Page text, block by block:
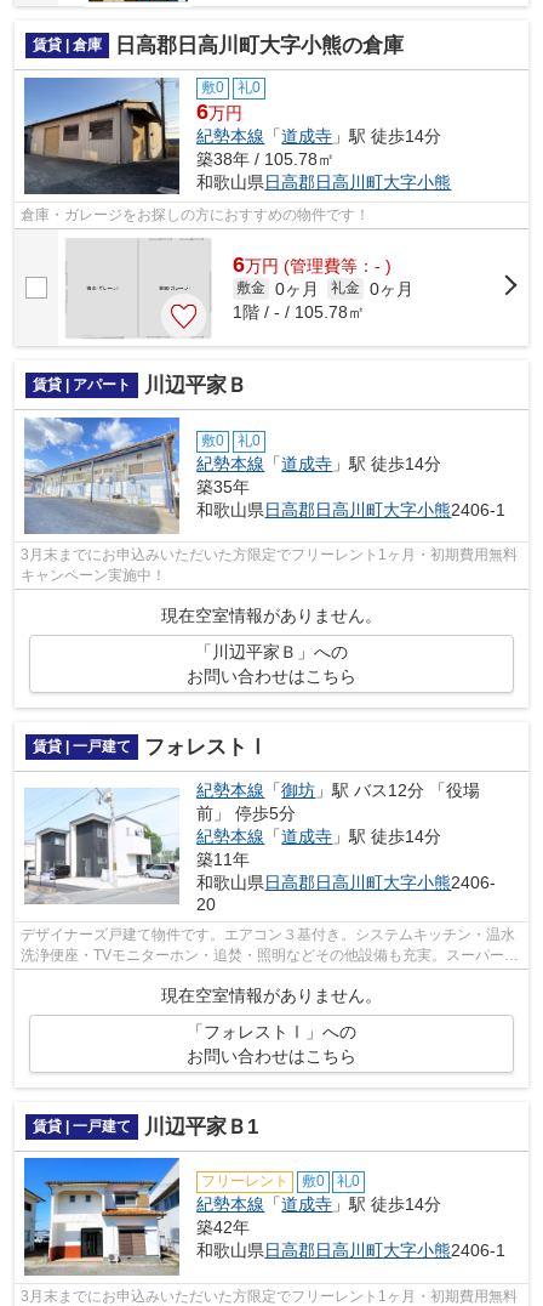
賃貸 | 倉庫 日高郡日高川町大字小熊の倉庫
敷0 礼0
6万円
紀勢本線 「道成寺 」駅 徒歩14分
築38年 / 105.78㎡
和歌山県日高郡日高川町大字小熊
倉庫・ガレージをお探しの方におすすめの物件です！
6万円 (管理費等：- )
敷金 0ヶ月 礼金 0ヶ月
1階 / - / 105.78㎡
賃貸 | アパート 川辺平家Ｂ
敷0 礼0
紀勢本線 「道成寺 」駅 徒歩14分
築35年
和歌山県日高郡日高川町大字小熊2406-1
3月末までにお申込みいただいた方限定でフリーレント1ヶ月・初期費用無料
キャンペーン実施中！
現在空室情報がありません。
「川辺平家Ｂ」への
お問い合わせはこちら
賃貸 | 一戸建て フォレストⅠ
紀勢本線 「御坊 」駅 バス12分 「役場
前」 停歩5分
紀勢本線 「道成寺 」駅 徒歩14分
築11年
和歌山県日高郡日高川町大字小熊2406-
20
デザイナーズ戸建て物件です。エアコン３基付き。システムキッチン・温水
洗浄便座・TVモニターホン・追焚・照明などその他設備も充実。スーパー、
コンビニも徒歩圏です。日高川町で気...
現在空室情報がありません。
「フォレストⅠ」への
お問い合わせはこちら
賃貸 | 一戸建て 川辺平家Ｂ1
フリーレント 敷0 礼0
紀勢本線 「道成寺 」駅 徒歩14分
築42年
和歌山県日高郡日高川町大字小熊2406-1
3月末までにお申込みいただいた方限定でフリーレント1ヶ月・初期費用無料